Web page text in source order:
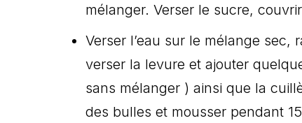
mélanger. Verser le sucre, couvrir
Verser l’eau sur le mélange
verser la levure et ajouter
sans mélanger ) ainsi que la
des bulles et mousser pendant